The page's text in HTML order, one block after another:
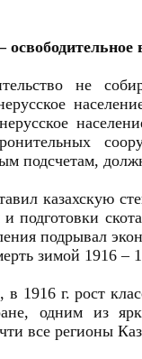
не
подсчетам,
казахскую
подготовки
подрывал
зимой 1916 –
в 1916 г. рост
одним из
все регионы